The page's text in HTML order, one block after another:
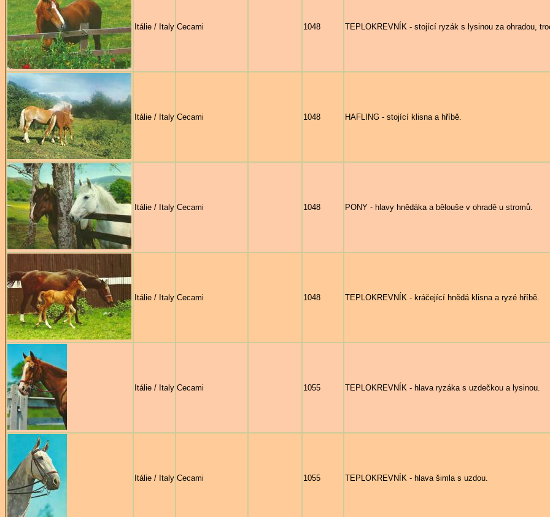
Itálie / Italy Cecami 1048 TEPLOKREVNÍK - stojící ryzák s lysinou za ohradou,
Itálie / Italy Cecami 1048 HAFLING - stojící klisna a hříbě.
Itálie / Italy Cecami 1048 PONY - hlavy hnědáka a bělouše v ohradě u stromů.
Itálie / Italy Cecami 1048 TEPLOKREVNÍK - kráčející hnědá klisna a ryzé hříbě.
Itálie / Italy Cecami 1055 TEPLOKREVNÍK - hlava ryzáka s uzdečkou a lysinou.
Itálie / Italy Cecami 1055 TEPLOKREVNÍK - hlava šimla s uzdou.